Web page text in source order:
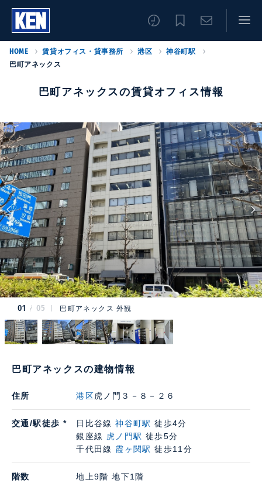
HOME 賃貸オフィス・貸事務所 港区
神谷町駅
巴町アネックス
巴町アネックスの賃貸オフィス情報
01 05 巴町アネックス 外観
巴町アネックスの建物情報
住所 港区虎ノ門３－８－２６
交通/駅徒歩 * 日比谷線神谷町駅 徒歩4分
銀座線
虎ノ門駅 徒歩5分
千代田線 霞ヶ関駅 徒歩11分
階数 地上9階 地下1階